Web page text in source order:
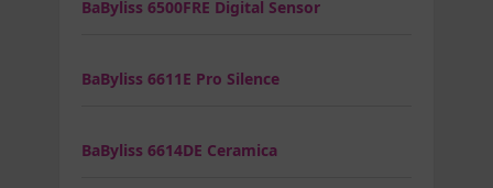
BaByliss 6500FRE Digital Sensor
BaByliss 6611E Pro Silence
BaByliss 6614DE Ceramica